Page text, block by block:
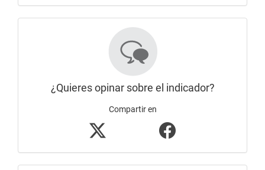
¿Quieres opinar sobre el indicador?
Compartir en